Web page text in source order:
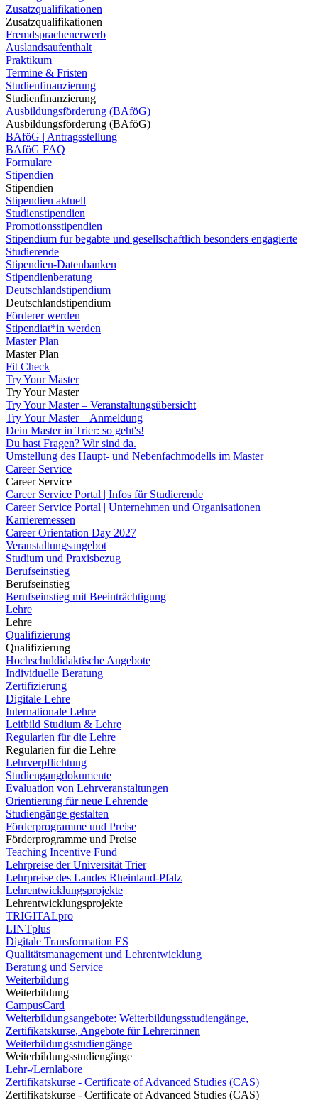
Zusatzqualifikationen
Zusatzqualifikationen
Fremdsprachenerwerb
Auslandsaufenthalt
Praktikum
Termine & Fristen
Studienfinanzierung
Studienfinanzierung
Ausbildungsförderung (BAföG)
Ausbildungsförderung (BAföG)
BAföG | Antragsstellung
BAföG FAQ
Formulare
Stipendien
Stipendien
Stipendien aktuell
Studienstipendien
Promotionsstipendien
Stipendium für begabte und gesellschaftlich besonders engagierte
Studierende
Stipendien-Datenbanken
Stipendienberatung
Deutschlandstipendium
Deutschlandstipendium
Förderer werden
Stipendiat*in werden
Master Plan
Master Plan
Fit Check
Try Your Master
Try Your Master
Try Your Master – Veranstaltungsübersicht
Try Your Master – Anmeldung
Dein Master in Trier: so geht's!
Du hast Fragen? Wir sind da.
Umstellung des Haupt- und Nebenfachmodells im Master
Career Service
Career Service
Career Service Portal | Infos für Studierende
Career Service Portal | Unternehmen und Organisationen
Karrieremessen
Career Orientation Day 2027
Veranstaltungsangebot
Studium und Praxisbezug
Berufseinstieg
Berufseinstieg
Berufseinstieg mit Beeinträchtigung
Lehre
Lehre
Qualifizierung
Qualifizierung
Hochschuldidaktische Angebote
Individuelle Beratung
Zertifizierung
Digitale Lehre
Internationale Lehre
Leitbild Studium & Lehre
Regularien für die Lehre
Regularien für die Lehre
Lehrverpflichtung
Studiengangdokumente
Evaluation von Lehrveranstaltungen
Orientierung für neue Lehrende
Studiengänge gestalten
Förderprogramme und Preise
Förderprogramme und Preise
Teaching Incentive Fund
Lehrpreise der Universität Trier
Lehrpreise des Landes Rheinland-Pfalz
Lehrentwicklungsprojekte
Lehrentwicklungsprojekte
TRIGITALpro
LINTplus
Digitale Transformation ES
Qualitätsmanagement und Lehrentwicklung
Beratung und Service
Weiterbildung
Weiterbildung
CampusCard
Weiterbildungsangebote: Weiterbildungsstudiengänge,
Zertifikatskurse, Angebote für Lehrer:innen
Weiterbildungsstudiengänge
Weiterbildungsstudiengänge
Lehr-/Lernlabore
Zertifikatskurse - Certificate of Advanced Studies (CAS)
Zertifikatskurse - Certificate of Advanced Studies (CAS)